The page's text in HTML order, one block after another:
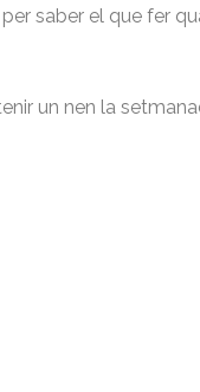
saber el que fer
un nen la